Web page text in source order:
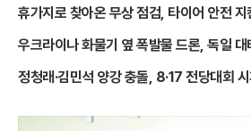
휴가지로 찾아온 무상 점검, 타이어 안전 지
우크라이나 화물기 옆 폭발물 드론, 독일 대
정청래·김민석 양강 충돌, 8·17 전당대회